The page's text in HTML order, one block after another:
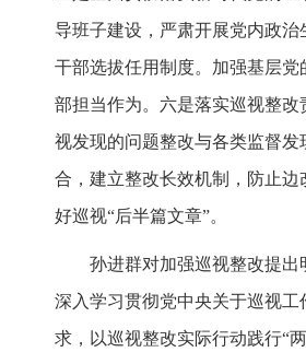
导班子建设，严肃开展党内政治
干部选拔任用制度。加强基层党
部担当作为。六是落实巡视整改
视发现的问题整改与各类监督发
合，建立整改长效机制，防止边
好巡视“后半篇文章”。
孙进群对加强巡视整改提出
深入学习贯彻党中央关于巡视工
求，以巡视整改实际行动践行“